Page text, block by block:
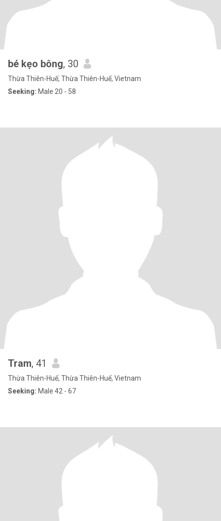
bé kẹo bông, 30
Thừa Thiên-Huế, Thừa Thiên-Huế, Vietnam
Seeking: Male 20 - 58
Tram, 41
Thừa Thiên-Huế, Thừa Thiên-Huế, Vietnam
Seeking: Male 42 - 67